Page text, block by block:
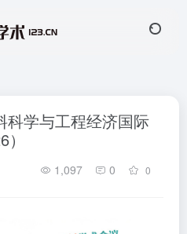
科学与工程经济国际
1,097 0 0